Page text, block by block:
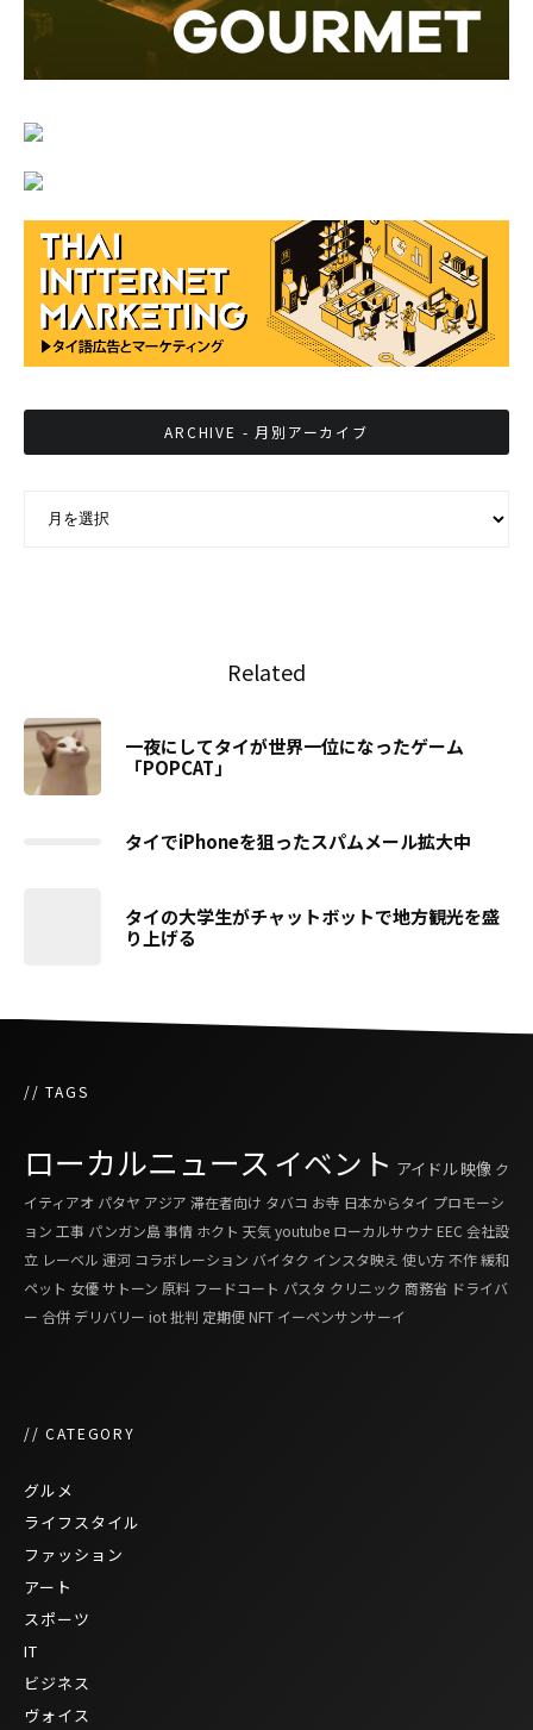
ARCHIVE - 月別アーカイブ
Related
一夜にしてタイが世界一位になったゲーム
「POPCAT」
タイでiPhoneを狙ったスパムメール拡大中
タイの大学生がチャットボットで地方観光を盛
り上げる
// TAGS
ローカルニュース イベント アイドル 映像 ク
イティアオ パタヤ アジア 滞在者向け タバコ お寺 日本からタイ プロモーシ
ョン 工事 パンガン島事情 ホクト 天気 youtube ローカルサウナ EEC 会社設
立 レーベル 運河 コラボレーション バイタク インスタ映え 使い方不作緩和
ペット 女優サトーン 原料 フードコート パスタ クリニック 商務省 ドライバ
ー 合併 デリバリー iot批判 定期便NFT イーペンサンサーイ
// CATEGORY
グルメ
ライフスタイル
ファッション
アート
スポーツ
IT
ビジネス
ヴォイス